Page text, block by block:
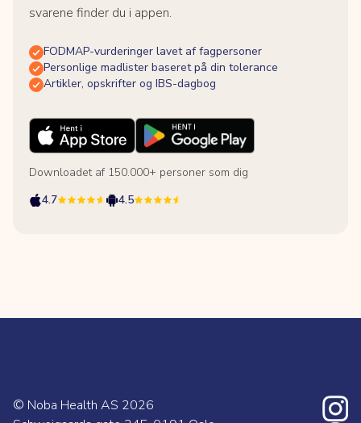
svarene finder du i appen.
FODMAP-vurderinger lavet af fagpersoner
Personlige madlister baseret på din tolerance
Artikler, opskrifter og IBS-dagbog
Downloadet af 150.000+ personer som dig
4.7
4.5
© Noba Health AS 2026